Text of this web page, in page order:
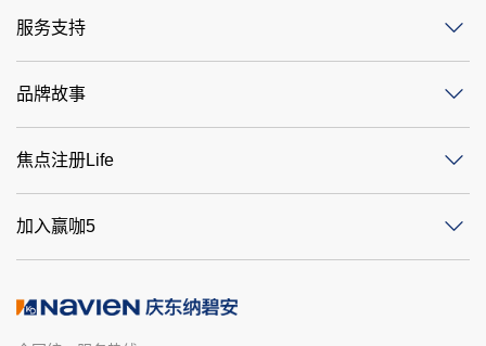
服务支持
品牌故事
焦点注册Life
加入赢咖5